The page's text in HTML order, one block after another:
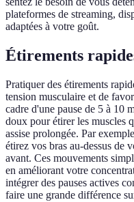
plateformes de streaming,
adaptées à votre goût.
Étirements
Pratiquer des étirements
tension musculaire et de
cadre d'une pause de 5 à 10
doux pour étirer les muscles
assise prolongée. Par
étirez vos bras au-dessus de
avant. Ces mouvements
en améliorant votre
intégrer des pauses actives
faire une grande différence